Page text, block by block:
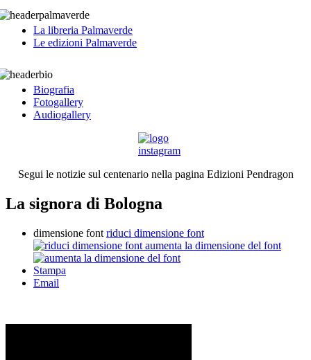
La libreria Palmaverde
Le edizioni Palmaverde
Biografia
Fotogallery
Audiogallery
Segui le notizie sul centenario nella pagina Edizioni Pendragon
La signora di Bologna
dimensione font riduci dimensione font
aumenta la dimensione del font
Stampa
Email